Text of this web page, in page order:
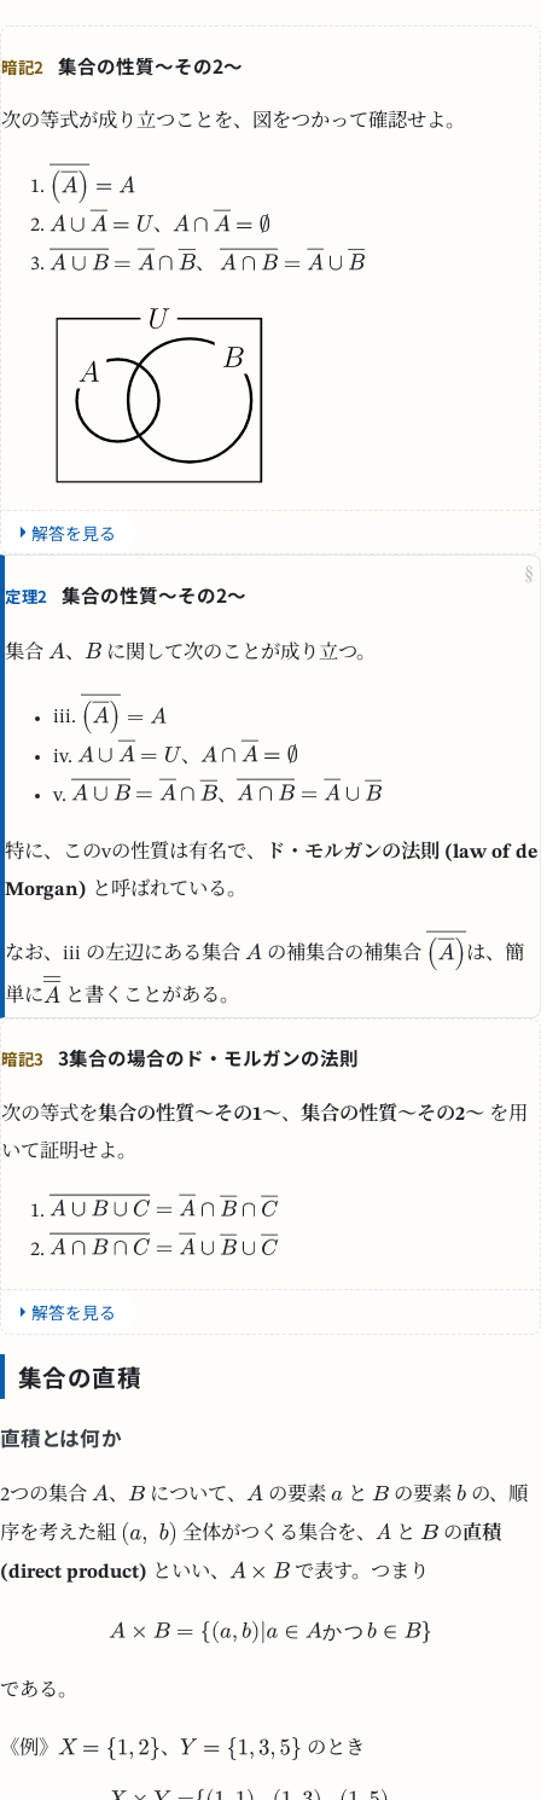
暗記2 集合の性質～その2～
次の等式が成り立つことを、図をつかって確認せよ。
、
、
解答を見る
§
定理2 集合の性質～その2～
集合 、 に関して次のことが成り立つ。
iii.
iv.
、
v.
、
特に、このvの性質は有名で、
ド・モルガンの法則 (law of de
Morgan) と呼ばれている。
なお、iii の左辺にある集合 の補集合の補集合 は、簡
単に と書くことがある。
暗記3 3集合の場合のド・モルガンの法則
次の等式を集合の性質～その1～、 集合の性質～その2～ を用
いて証明せよ。
解答を見る
集合の直積
直積とは何か
2つの集合 、 について、 の要素 と の要素
の、順
序を考えた組
全体がつくる集合を、 と の直積
(direct product) といい、 で表す。つまり
かつ
である。
《例》 、 のとき